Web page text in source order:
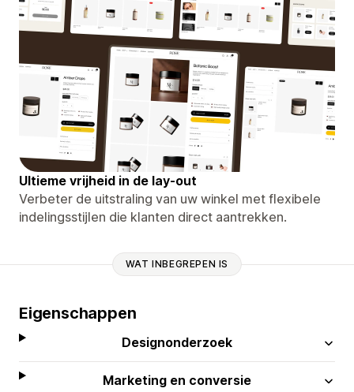
Ultieme vrijheid in de lay-out
Verbeter de uitstraling van uw winkel met flexibele
indelingsstijlen die klanten direct aantrekken.
WAT INBEGREPEN IS
Eigenschappen
Designonderzoek
Marketing en conversie